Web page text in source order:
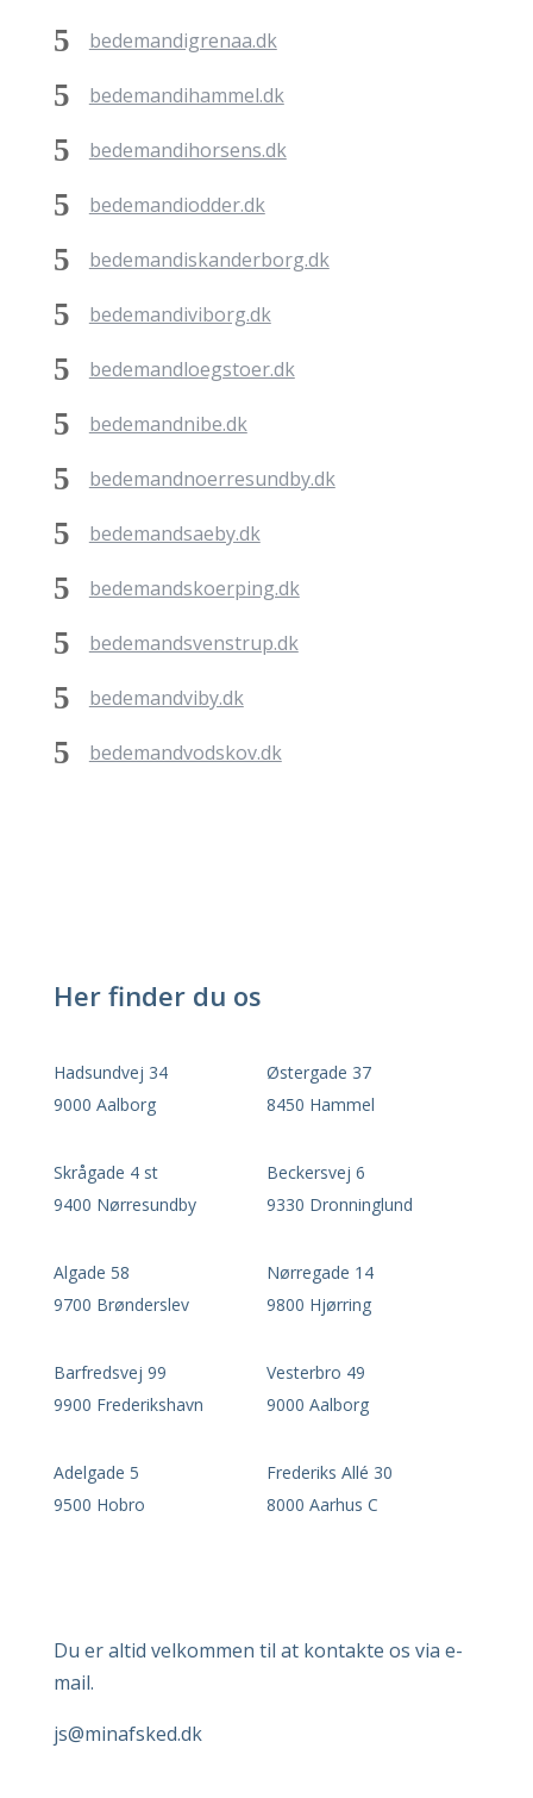
bedemandigrenaa.dk
bedemandihammel.dk
bedemandihorsens.dk
bedemandiodder.dk
bedemandiskanderborg.dk
bedemandiviborg.dk
bedemandloegstoer.dk
bedemandnibe.dk
bedemandnoerresundby.dk
bedemandsaeby.dk
bedemandskoerping.dk
bedemandsvenstrup.dk
bedemandviby.dk
bedemandvodskov.dk
Her finder du os
Hadsundvej 34
9000 Aalborg
Østergade 37
8450 Hammel
Skrågade 4 st
9400 Nørresundby
Beckersvej 6
9330 Dronninglund
Algade 58
9700 Brønderslev
Nørregade 14
9800 Hjørring
Barfredsvej 99
9900 Frederikshavn
Vesterbro 49
9000 Aalborg
Adelgade 5
9500 Hobro
Frederiks Allé 30
8000 Aarhus C
Du er altid velkommen til at kontakte os via e-
mail.
js@minafsked.dk